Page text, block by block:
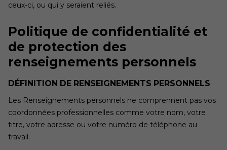
ceux-ci, ou qui y seraient reliés.
Politique de confidentialité et
de protection des
renseignements personnels
DÉFINITION DE RENSEIGNEMENTS PERSONNELS
Les Renseignements personnels ne comprennent pas vos
coordonnées professionnelles comme votre nom, votre
titre, votre adresse ou votre numéro de téléphone au
travail.